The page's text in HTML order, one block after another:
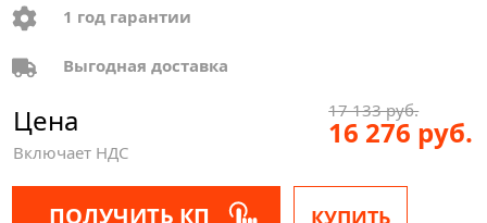
1 год гарантии
Выгодная доставка
Цена
Включает НДС
17 133 руб.
16 276 руб.
ПОЛУЧИТЬ КП КУПИТЬ